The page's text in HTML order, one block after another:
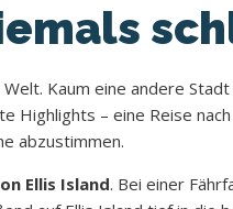
Kaum eine andere
Highlights – eine Reise
abzustimmen.
Ellis Island. Bei einer